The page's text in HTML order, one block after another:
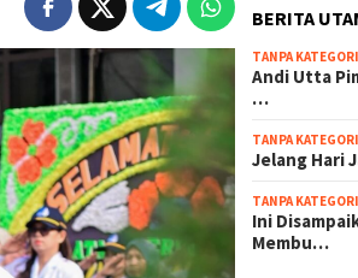
BERITA
TANPA KATEGORI
Andi Utta
…
TANPA KATEGORI
Jelang Hari
TANPA KATEGORI
Ini
Membu…